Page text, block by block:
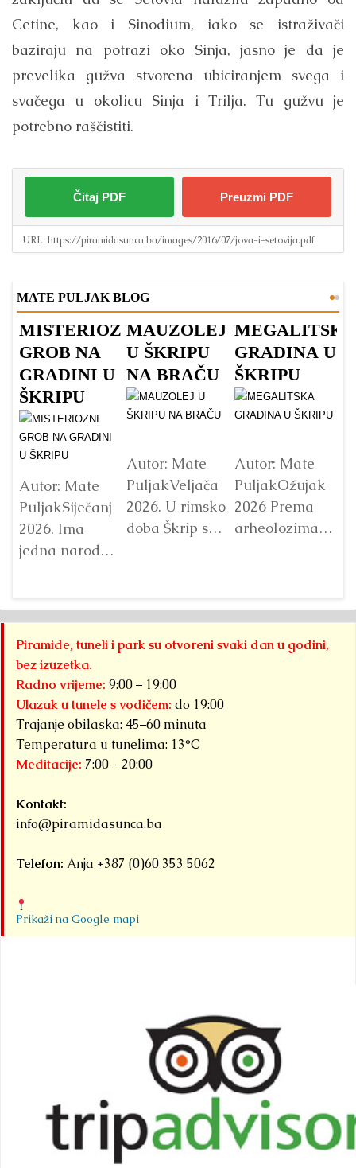
Cetine, kao i Sinodium, iako se istraživači
baziraju na potrazi oko Sinja, jasno je da je
prevelika gužva stvorena ubiciranjem svega i
svačega u okolicu Sinja i Trilja. Tu gužvu je
potrebno raščistiti.
Čitaj PDF Preuzmi PDF
URL: https://piramidasunca.ba/images/2016/07/jova-i-setovija.pdf
MATE PULJAK BLOG
MISTERIOZNI
GROB NA
GRADINI U
ŠKRIPU
Autor: Mate
PuljakSiječanj
2026. Ima
jedna narodna
odnosno baciti
u rupu/
škripu/ stijenu,
tj.ubaciti
nešto/...Detaljnije
MAUZOLEJ
U ŠKRIPU
NA BRAČU
Autor: Mate
PuljakVeljača
2026. U rimsko
doba Škrip se
Arheološki
nalazi
rimske
arhitekture,
uključujući...
Detaljnije
MEGALITSKA
GRADINA U
ŠKRIPU
Autor: Mate
PuljakOžujak
2026 Prema
arheolozima
Nikolanciju,
Škrip
predstavlja
Piramide, tuneli i park su otvoreni svaki dan u godini,
bez izuzetka.
Radno vrijeme: 9:00 – 19:00
Ulazak u tunele s vodičem: do 19:00
Trajanje obilaska: 45–60 minuta
Temperatura u tunelima: 13°C
Meditacije: 7:00 – 20:00
Kontakt:
info@piramidasunca.ba
Telefon: Anja +387 (0)60 353 5062
Prikaži na Google mapi